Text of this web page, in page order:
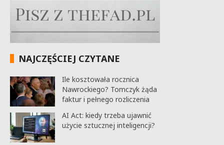
NAJCZĘŚCIEJ CZYTANE
Ile kosztowała rocznica
Nawrockiego? Tomczyk żąda
faktur i pełnego rozliczenia
AI Act: kiedy trzeba ujawnić
użycie sztucznej inteligencji?